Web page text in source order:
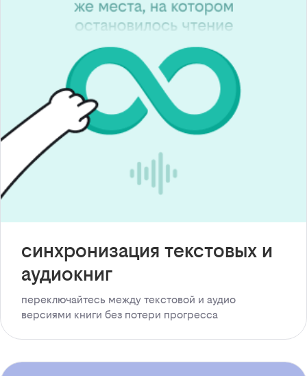
синхронизация текстовых и
аудиокниг
переключайтесь между текстовой и аудио
версиями книги без потери прогресса